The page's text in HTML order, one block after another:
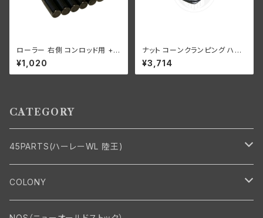
ローラー 右側 コンロッド用 +0
006 オーバーサイズ 12個入り
ハーレーダビッドソン 1929-73
年 DL RL WL G エンジン
¥1,020
ナット コーンクランピング ハン
ドルバー ハーレーダビッドソン 1
936-48年 EL FL UL クローム
メッキ
¥3,714
CATEGORY
45PARTS(ハーレーWL 陸王)
エンジン
エンジン・シリンダーヘッド
COLONY